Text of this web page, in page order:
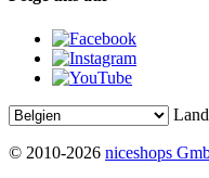
© 2010-2026 niceshops